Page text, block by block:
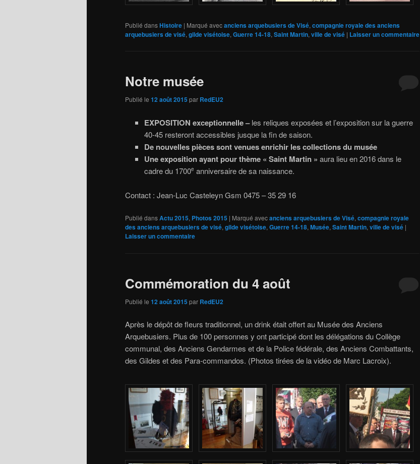
Publié dansHistoire | Marqué avecanciens arquebusiers de Visé, compagnie royale des anciens
arquebusiers de visé, gilde visétoise, Guerre 14-18, Saint Martin, ville de visé | Laisser un commentaire
Notre musée
Publié le 12 août 2015 par RedEU2
EXPOSITION exceptionnelle –les reliques exposées et l’exposition sur la guerre
40-45 resteront accessibles jusque la fin de saison.
De nouvelles pièces sont venues enrichir les collections du musée
Une exposition ayant pour thème « Saint Martin » aura lieu en 2016 dans le
cadre du 1700e anniversaire de sa naissance.
Contact : Jean-Luc Casteleyn Gsm 0475 – 35 29 16
Publié dansActu 2015, Photos 2015 | Marqué avecanciens arquebusiers de Visé, compagnie royale
des anciens arquebusiers de visé, gilde visétoise, Guerre 14-18, Musée, Saint Martin, ville de visé |
Laisser un commentaire
Commémoration du 4 août
Publié le 12 août 2015 par RedEU2
Après le dépôt de fleurs traditionnel, un drink était offert au Musée des Anciens
Arquebusiers. Plus de 100 personnes y ont participé dont les délégations du Collège
communal, des Anciens Gendarmes et de la Police fédérale, des Anciens Combattants,
des Gildes et des Para-commandos. (Photos tirées de la vidéo de Marc Lacroix).